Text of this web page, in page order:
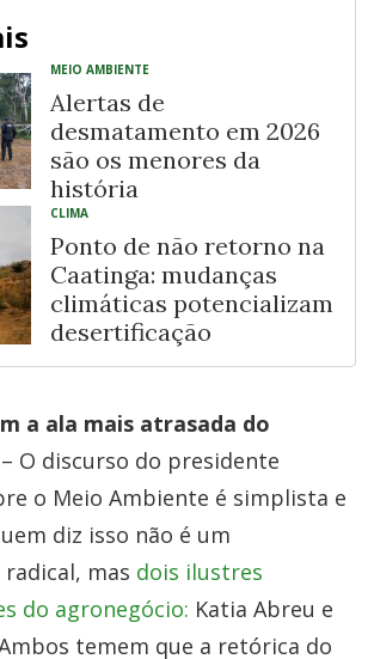
MEIO AMBIENTE
Alertas de
desmatamento em 2026
são os menores da
história
CLIMA
Ponto de não retorno na
Caatinga: mudanças
climáticas potencializam
desertificação
a ala mais atrasada do
– O discurso do presidente
o Meio Ambiente é simplista e
diz isso não é um
mas dois ilustres
do agronegócio: Katia Abreu e
temem que a retórica do